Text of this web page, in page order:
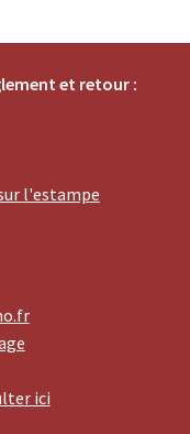
et retour :
l'estampe
ici